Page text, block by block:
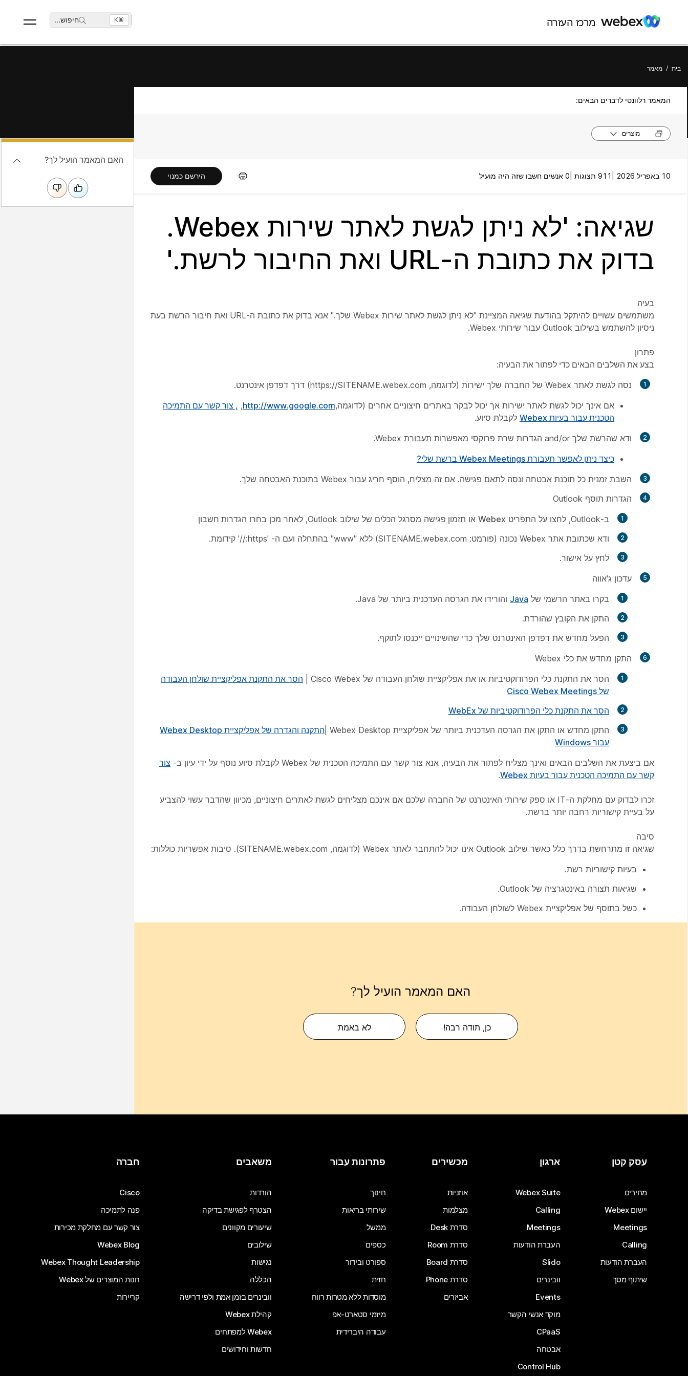
מרכז העזרה חיפוש... ⌘K
בית / מאמר
המאמר רלוונטי לדברים הבאים:
מוצרים
10 באפריל 2026 | 911 תצוגות | 0 אנשים חשבו שזה היה מועיל הירשם כמנוי
שגיאה: 'לא ניתן לגשת לאתר שירות Webex.
בדוק את כתובת ה-URL ואת החיבור לרשת.'
בעיה
משתמשים עשויים להיתקל בהודעת שגיאה המציינת "לא ניתן לגשת לאתר שירות Webex שלך." אנא בדוק את כתובת ה-URL ואת חיבור הרשת בעת
ניסיון להשתמש בשילוב Outlook עבור שירותי Webex.
פתרון
בצע את השלבים הבאים כדי לפתור את הבעיה:
נסה לגשת לאתר Webex של החברה שלך ישירות (לדוגמה, https://SITENAME.webex.com) דרך דפדפן אינטרנט.
אם אינך יכול לגשת לאתר ישירות אך יכול לבקר באתרים חיצוניים אחרים (לדוגמה,http://www.google.com
, , צור קשר עם התמיכה
הטכנית עבור בעיות Webex
לקבלת סיוע.
ודא שהרשת שלך and/or הגדרות שרת פרוקסי מאפשרות תעבורת Webex.
כיצד ניתן לאפשר תעבורת Webex Meetings ברשת שלי?
השבת זמנית כל תוכנת אבטחה ונסה לתאם פגישה. אם זה מצליח, הוסף חריג עבור Webex בתוכנת האבטחה שלך.
הגדרות תוסף Outlook
ב-Outlook, לחצו על התפריט
Webex או תזמון פגישה מסרגל הכלים של שילוב Outlook, לאחר מכן בחרו
הגדרות חשבון
ודא שכתובת אתר Webex נכונה (פורמט: SITENAME.webex.com) ללא "www" בהתחלה ועם ה- 'https://' קידומת.
לחץ על אישור.
עדכון ג'אווה
בקרו באתר הרשמי של Java והורידו את הגרסה העדכנית ביותר של Java.
התקן את הקובץ שהורדת.
הפעל מחדש את דפדפן האינטרנט שלך כדי שהשינויים ייכנסו לתוקף.
התקן מחדש את כלי Webex
הסר את התקנת כלי הפרודוקטיביות או את אפליקציית שולחן העבודה של Cisco Webex |
הסר את התקנת אפליקציית שולחן העבודה
של Cisco Webex Meetings
הסר את התקנת כלי הפרודוקטיביות של WebEx
התקן מחדש או התקן את הגרסה העדכנית ביותר של אפליקציית Webex Desktop |
התקנה והגדרה של אפליקציית Webex Desktop
עבור Windows
אם ביצעת את השלבים הבאים ואינך מצליח לפתור את הבעיה, אנא צור קשר עם התמיכה הטכנית של Webex לקבלת סיוע נוסף על ידי עיון ב-
צור
קשר עם התמיכה הטכנית עבור בעיות Webex
.
זכרו לבדוק עם מחלקת ה-IT או ספק שירותי האינטרנט של החברה שלכם אם אינכם מצליחים לגשת לאתרים חיצוניים, מכיוון שהדבר עשוי להצביע
על בעיית קישוריות רחבה יותר ברשת.
סיבה
שגיאה זו מתרחשת בדרך כלל כאשר שילוב Outlook אינו יכול להתחבר לאתר Webex (לדוגמה, SITENAME.webex.com). סיבות אפשריות כוללות:
בעיות קישוריות רשת.
שגיאות תצורה באינטגרציה של Outlook.
כשל בתוסף של אפליקציית Webex לשולחן העבודה.
האם המאמר הועיל לך?
כן, תודה רבה! לא באמת
האם המאמר הועיל לך?
עסק קטן
מחירים
יישום Webex
Meetings
Calling
העברת הודעות
שיתוף מסך
ארגון
Webex Suite
Calling
Meetings
העברת הודעות
Slido
וובינרים
Events
מוקד אנשי הקשר
CPaaS
אבטחה
Control Hub
מכשירים
אוזניות
מצלמות
סדרת Desk
סדרת Room
סדרת Board
סדרת Phone
אביזרים
פתרונות עבור
חינוך
שירותי בריאות
ממשל
כספים
ספורט ובידור
חזית
מוסדות ללא מטרות רווח
מיזמי סטארט-אפ
עבודה היברידית
משאבים
הורדות
הצטרף לפגישת בדיקה
שיעורים מקוונים
שילובים
נגישות
הכללה
וובינרים בזמן אמת ולפי דרישה
קהילת Webex
Webex למפתחים
חדשות וחידושים
חברה
Cisco
פנה לתמיכה
צור קשר עם מחלקת מכירות
Webex Blog
Webex Thought Leadership
חנות המוצרים של Webex
קריירות